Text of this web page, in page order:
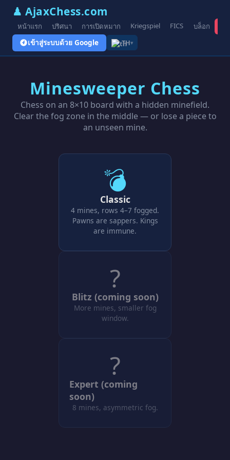
♟ AjaxChess.com
หน้าแรก ปริศนา การเปิดหมาก Kriegspiel FICS บล็อก
เข้าสู่ระบบด้วย Google TH▾
Minesweeper Chess
Chess on an 8×10 board with a hidden minefield.
Clear the fog zone in the middle — or lose a piece to
an unseen mine.
💣
Classic
4 mines, rows 4–7 fogged.
Pawns are sappers. Kings
are immune.
?
Blitz (coming soon)
More mines, smaller fog
window.
?
Expert (coming
soon)
8 mines, asymmetric fog.